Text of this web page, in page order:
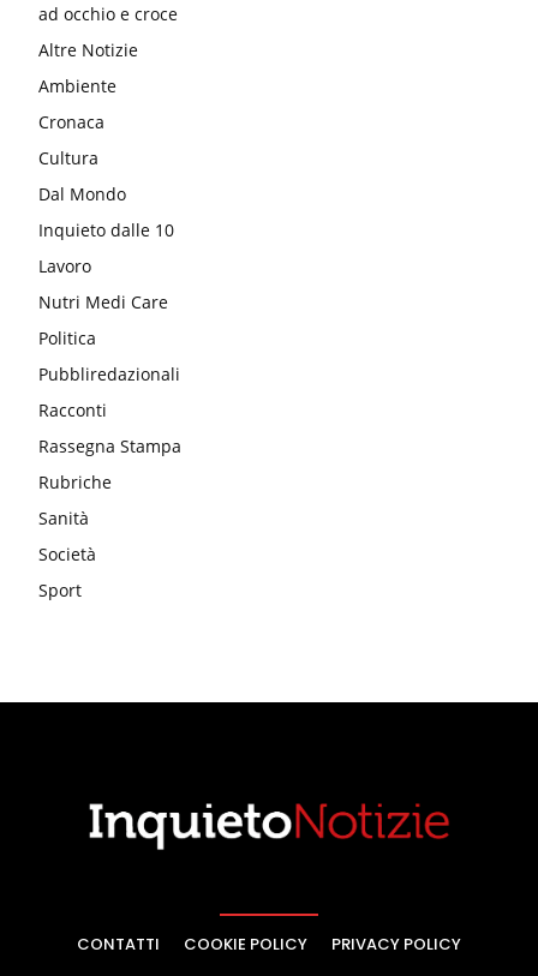
ad occhio e croce
Altre Notizie
Ambiente
Cronaca
Cultura
Dal Mondo
Inquieto dalle 10
Lavoro
Nutri Medi Care
Politica
Pubbliredazionali
Racconti
Rassegna Stampa
Rubriche
Sanità
Società
Sport
CONTATTI COOKIE POLICY PRIVACY POLICY